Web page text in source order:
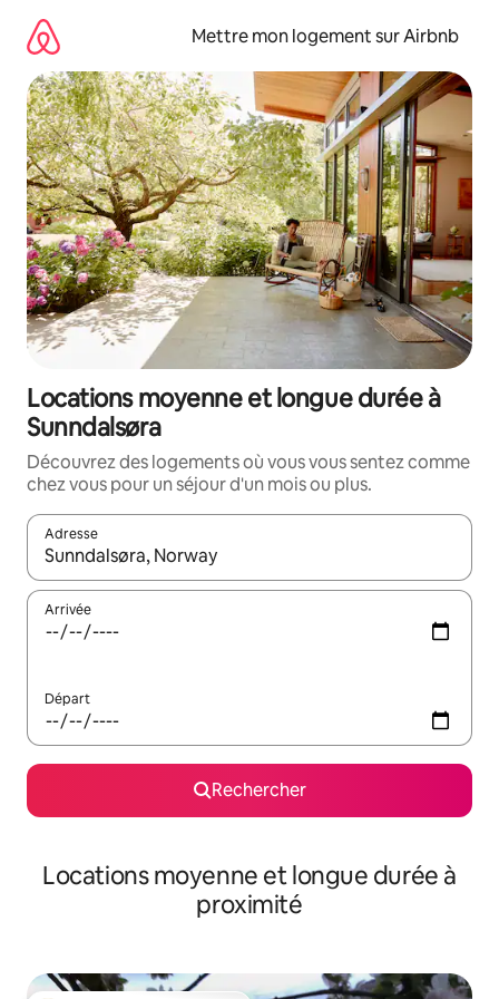
directement
contenu
Mettre mon logement sur Airbnb
Locations moyenne et longue durée à
Sunndalsøra
Découvrez des logements où vous vous sentez comme
chez vous pour un séjour d'un mois ou plus.
Adresse
Lorsque les résultats s'affichent, utilisez les flèches vers le
Arrivée
Départ
Rechercher
Locations moyenne et longue durée à
proximité